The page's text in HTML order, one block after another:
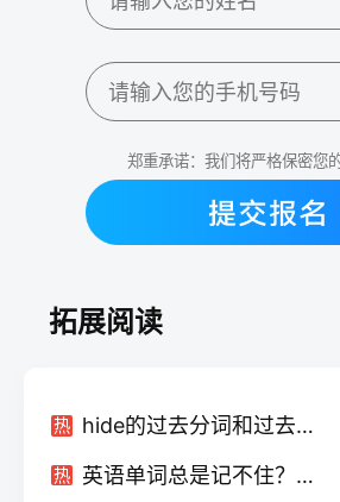
郑重承诺：我们将严格保密您
拓展阅读
热 hide的过去分词和过去式 有哪些例句
热 英语单词总是记不住？复读生高效背单词技巧来了